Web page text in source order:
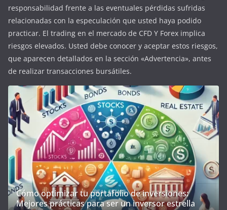
responsabilidad frente a las eventuales pérdidas sufridas
relacionadas con la especulación que usted haya podido
practicar. El trading en el mercado de CFD Y Forex implica
riesgos elevados. Usted debe conocer y aceptar estos riesgos,
que aparecen detallados en la sección «Advertencia», antes
de realizar transacciones bursátiles.
Cómo optimizar tu portafolio de inversiones:
Mejores prácticas para ser un inversor estrella